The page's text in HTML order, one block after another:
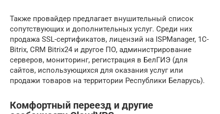
Также провайдер предлагает внушительный список
сопутствующих и дополнительных услуг. Среди них
продажа SSL-сертификатов, лицензий на ISPManager, 1C-
Bitrix, CRM Bitrix24 и другое ПО, администрирование
серверов, мониторинг, регистрация в БелГИЭ (для
сайтов, использующихся для оказания услуг или
продажи товаров на территории Республики Беларусь).
Комфортный переезд и другие